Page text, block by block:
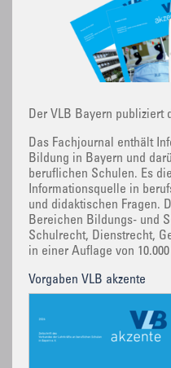
Der VLB Bayern publiziert
Das Fachjournal enthält
Bildung in Bayern und
beruflichen Schulen. Es
Informationsquelle in
und didaktischen Fragen.
Bereichen Bildungs- und
Schulrecht, Dienstrecht,
in einer Auflage von
Vorgaben VLB akzente